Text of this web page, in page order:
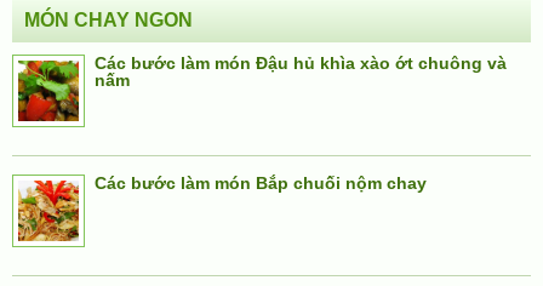
MÓN CHAY NGON
Các bước làm món Đậu hủ khìa xào ớt chuông và
nấm
Các bước làm món Bắp chuối nộm chay